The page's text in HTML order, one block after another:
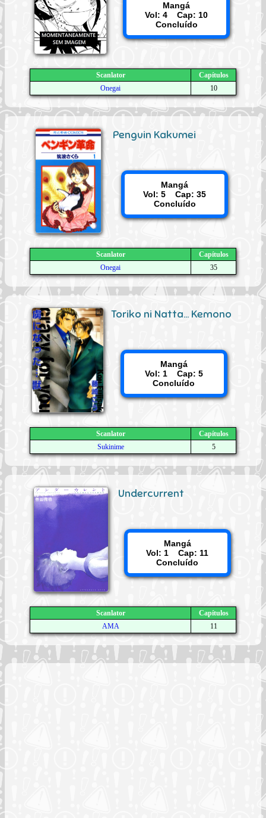
Mangá
Vol: 4 Cap: 10
Concluído
Scanlator
Capítulos
Onegai
10
Penguin Kakumei
Mangá
Vol: 5 Cap: 35
Concluído
Scanlator
Capítulos
Onegai
35
Toriko ni Natta... Kemono
Mangá
Vol: 1 Cap: 5
Concluído
Scanlator
Capítulos
Sukinime
5
Undercurrent
Mangá
Vol: 1 Cap: 11
Concluído
Scanlator
Capítulos
AMA
11